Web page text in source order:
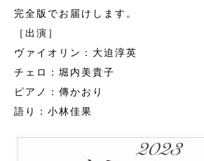
完全版でお届けします。
［出演］
ヴァイオリン：大迫淳英
チェロ：堀内美貴子
ピアノ：傳かおり
語り：小林佳果